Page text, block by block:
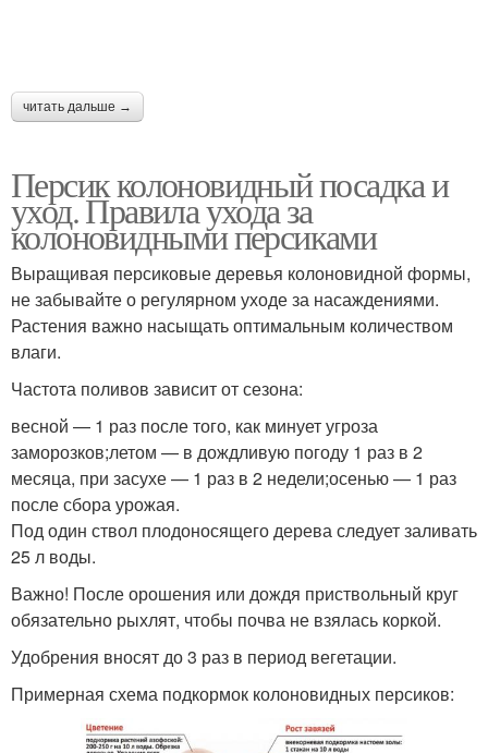
читать дальше →
Персик колоновидный посадка и
уход. Правила ухода за
колоновидными персиками
Выращивая персиковые деревья колоновидной формы,
не забывайте о регулярном уходе за насаждениями.
Растения важно насыщать оптимальным количеством
влаги.
Частота поливов зависит от сезона:
весной — 1 раз после того, как минует угроза
заморозков;летом — в дождливую погоду 1 раз в 2
месяца, при засухе — 1 раз в 2 недели;осенью — 1 раз
после сбора урожая.
Под один ствол плодоносящего дерева следует заливать
25 л воды.
Важно! После орошения или дождя приствольный круг
обязательно рыхлят, чтобы почва не взялась коркой.
Удобрения вносят до 3 раз в период вегетации.
Примерная схема подкормок колоновидных персиков: